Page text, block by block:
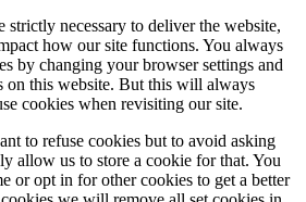
strictly necessary to deliver the website,
how our site functions. You always
by changing your browser settings and
on this website. But this will always
cookies when revisiting our site.
to refuse cookies but to avoid asking
allow us to store a cookie for that. You
or opt in for other cookies to get a better